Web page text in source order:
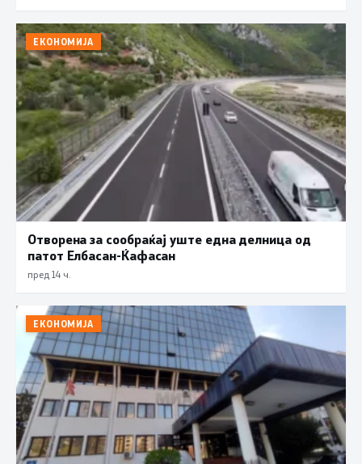
ЕКОНОМИЈА
Отворена за сообраќај уште една делница од
патот Елбасан-Ќафасан
пред 14 ч.
ЕКОНОМИЈА